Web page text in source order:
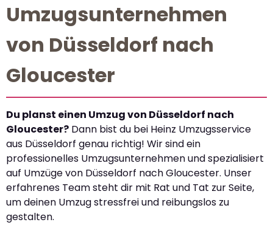
Umzugsunternehmen
von Düsseldorf nach
Gloucester
Du planst einen Umzug von Düsseldorf nach
Gloucester? Dann bist du bei Heinz Umzugsservice
aus Düsseldorf genau richtig! Wir sind ein
professionelles Umzugsunternehmen und spezialisiert
auf Umzüge von Düsseldorf nach Gloucester. Unser
erfahrenes Team steht dir mit Rat und Tat zur Seite,
um deinen Umzug stressfrei und reibungslos zu
gestalten.